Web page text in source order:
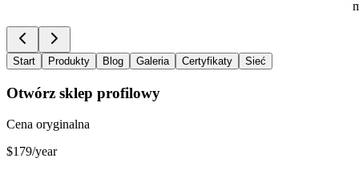
Start Produkty Blog Galeria Certyfikaty Sieć
Otwórz sklep profilowy
Cena oryginalna
$179/year